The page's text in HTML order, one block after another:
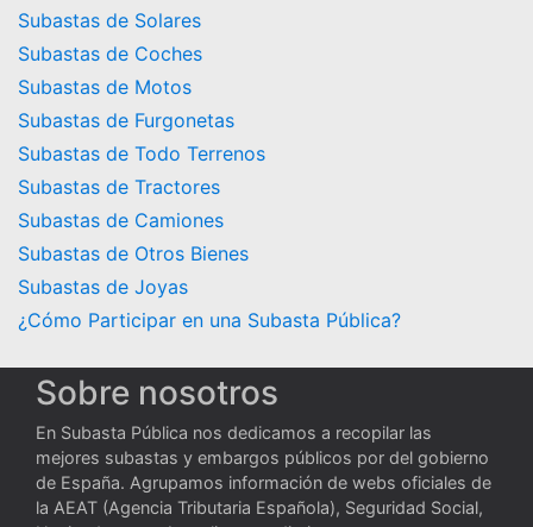
Subastas de Solares
Subastas de Coches
Subastas de Motos
Subastas de Furgonetas
Subastas de Todo Terrenos
Subastas de Tractores
Subastas de Camiones
Subastas de Otros Bienes
Subastas de Joyas
¿Cómo Participar en una Subasta Pública?
Sobre nosotros
En Subasta Pública nos dedicamos a recopilar las
mejores subastas y embargos públicos por del gobierno
de España. Agrupamos información de webs oficiales de
la AEAT (Agencia Tributaria Española), Seguridad Social,